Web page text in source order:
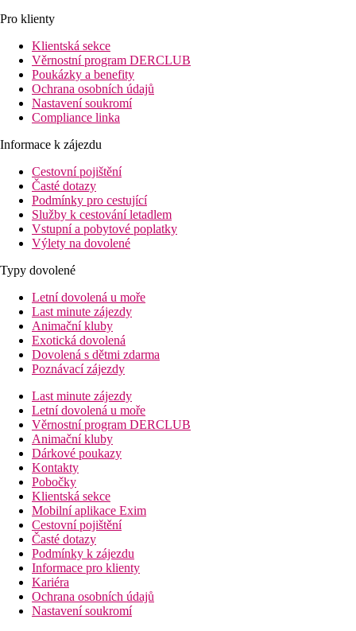
Pro klienty
Klientská sekce
Věrnostní program DERCLUB
Poukázky a benefity
Ochrana osobních údajů
Nastavení soukromí
Compliance linka
Informace k zájezdu
Cestovní pojištění
Časté dotazy
Podmínky pro cestující
Služby k cestování letadlem
Vstupní a pobytové poplatky
Výlety na dovolené
Typy dovolené
Letní dovolená u moře
Last minute zájezdy
Animační kluby
Exotická dovolená
Dovolená s dětmi zdarma
Poznávací zájezdy
Last minute zájezdy
Letní dovolená u moře
Věrnostní program DERCLUB
Animační kluby
Dárkové poukazy
Kontakty
Pobočky
Klientská sekce
Mobilní aplikace Exim
Cestovní pojištění
Časté dotazy
Podmínky k zájezdu
Informace pro klienty
Kariéra
Ochrana osobních údajů
Nastavení soukromí